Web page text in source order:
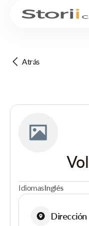
Atrás
IdiomasInglés
Dirección